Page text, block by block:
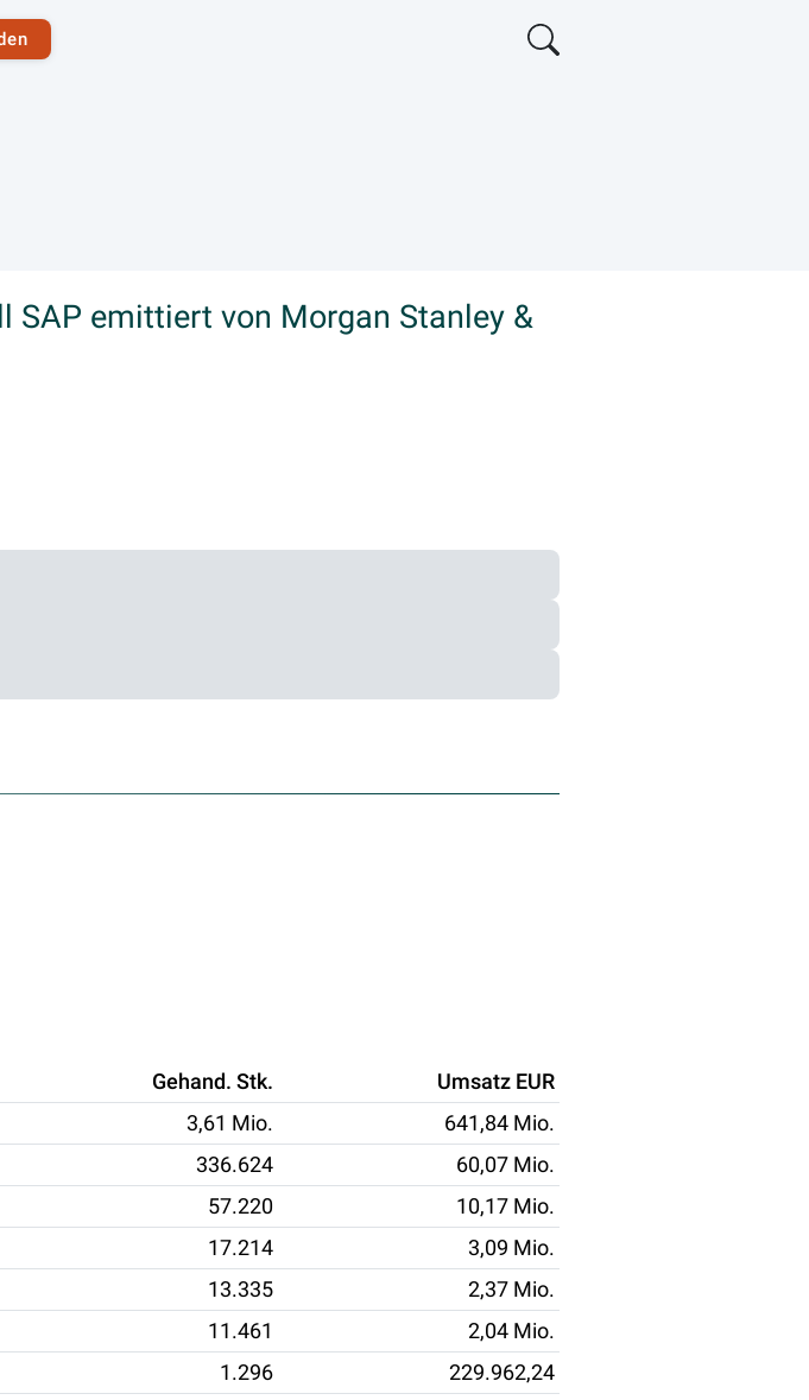
SAP emittiert von Morgan Stanley &
Gehand. Stk.
Umsatz EUR
3,61 Mio.
641,84 Mio.
336.624
60,07 Mio.
57.220
10,17 Mio.
17.214
3,09 Mio.
13.335
2,37 Mio.
11.461
2,04 Mio.
1.296
229.962,24